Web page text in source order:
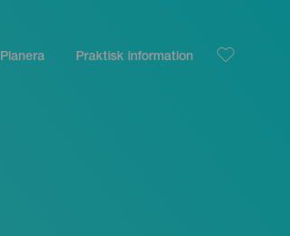
Planera Praktisk information